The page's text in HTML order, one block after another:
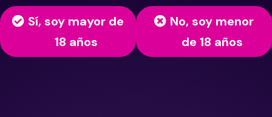
Sí, soy mayor de
18 años
No, soy menor
de 18 años